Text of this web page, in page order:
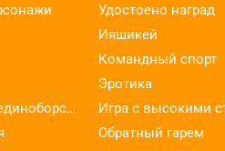
Удостоено наград
Ияшикей
Командный спорт
Эротика
Спортивные единоборства
Обратный гарем